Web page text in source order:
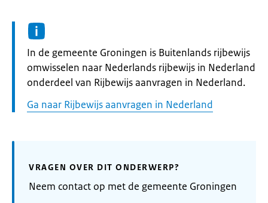
Informatie:
In de gemeente Groningen is Buitenlands rijbewijs
omwisselen naar Nederlands rijbewijs in Nederland
onderdeel van Rijbewijs aanvragen in Nederland.
Ga naar Rijbewijs aanvragen in Nederland
VRAGEN OVER DIT ONDERWERP?
Neem contact op met de gemeente Groningen